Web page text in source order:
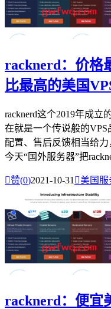
racknerd：价格
比最高的美国
racknerd这个2019年成立
在就是一个传说般的
配置、售后反馈相当给力
今天“国外服务器”把
赞(0)2021-10-31 美国服
racknerd：便宜